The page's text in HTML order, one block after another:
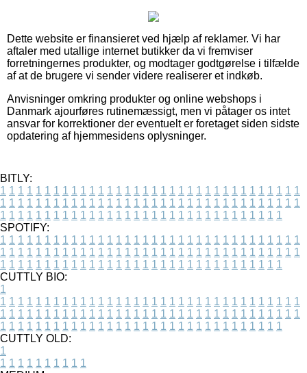
Dette website er finansieret ved hjælp af reklamer. Vi har
aftaler med utallige internet butikker da vi fremviser
forretningernes produkter, og modtager godtgørelse i tilfælde
af at de brugere vi sender videre realiserer et indkøb.
Anvisninger omkring produkter og online webshops i
Danmark ajourføres rutinemæssigt, men vi påtager os intet
ansvar for korrektioner der eventuelt er foretaget siden sidste
opdatering af hjemmesidens oplysninger.
BITLY:
1 1 1 1 1 1 1 1 1 1 1 1 1 1 1 1 1 1 1 1 1 1 1 1 1 1 1 1 1 1 1 1 1 1
1 1 1 1 1 1 1 1 1 1 1 1 1 1 1 1 1 1 1 1 1 1 1 1 1 1 1 1 1 1 1 1 1 1
1 1 1 1 1 1 1 1 1 1 1 1 1 1 1 1 1 1 1 1 1 1 1 1 1 1 1 1 1 1 1 1
SPOTIFY:
1 1 1 1 1 1 1 1 1 1 1 1 1 1 1 1 1 1 1 1 1 1 1 1 1 1 1 1 1 1 1 1 1 1
1 1 1 1 1 1 1 1 1 1 1 1 1 1 1 1 1 1 1 1 1 1 1 1 1 1 1 1 1 1 1 1 1 1
1 1 1 1 1 1 1 1 1 1 1 1 1 1 1 1 1 1 1 1 1 1 1 1 1 1 1 1 1 1 1 1
CUTTLY BIO:
1
1 1 1 1 1 1 1 1 1 1 1 1 1 1 1 1 1 1 1 1 1 1 1 1 1 1 1 1 1 1 1 1 1 1
1 1 1 1 1 1 1 1 1 1 1 1 1 1 1 1 1 1 1 1 1 1 1 1 1 1 1 1 1 1 1 1 1 1
1 1 1 1 1 1 1 1 1 1 1 1 1 1 1 1 1 1 1 1 1 1 1 1 1 1 1 1 1 1 1 1
CUTTLY OLD:
1
1 1 1 1 1 1 1 1 1 1